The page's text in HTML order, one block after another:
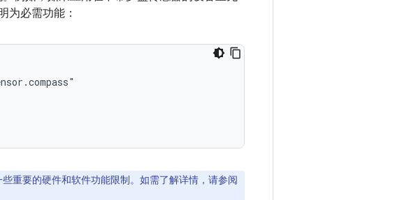
为必需功能：
重要的硬件和软件功能限制。如需了解详情，请参阅